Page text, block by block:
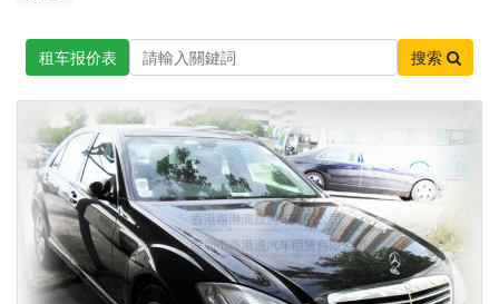
租车报价表 搜索